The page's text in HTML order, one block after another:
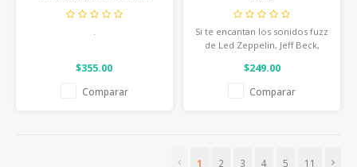
.
$355.00
Comparar
Si te encantan los sonidos fuzz
de Led Zeppelin, Jeff Beck,
Bender es lo que buscas
$249.00
Comparar
1 2 3 4 5 11